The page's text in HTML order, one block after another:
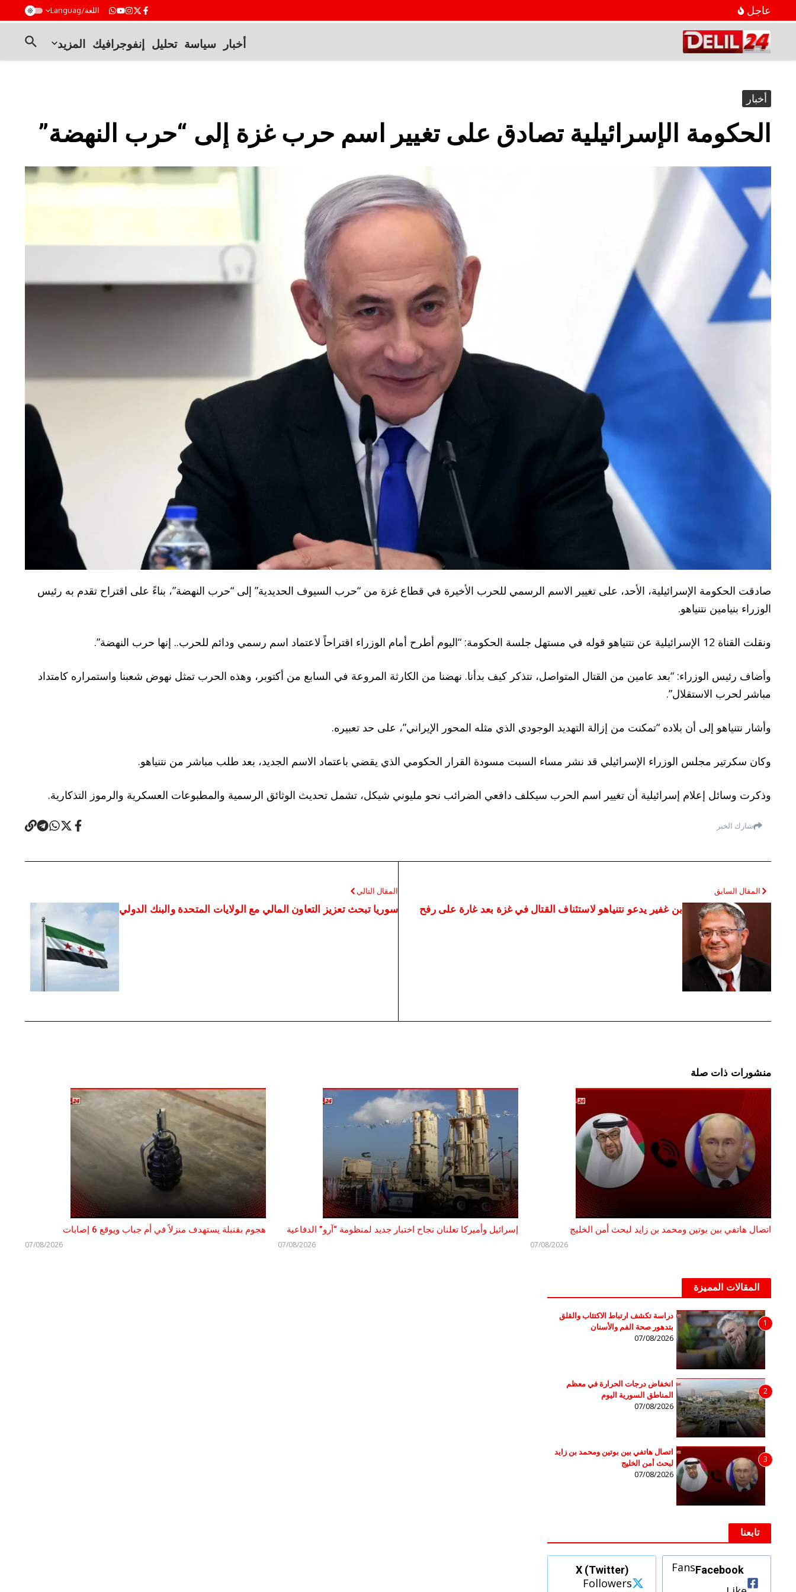
عاجل اللغة/Languag
أخبار سياسة تحليل إنفوجرافيك المزيد
أخبار
الحكومة الإسرائيلية تصادق على تغيير اسم حرب غزة إلى “حرب النهضة”
صادقت الحكومة الإسرائيلية، الأحد، على تغيير الاسم الرسمي للحرب الأخيرة في قطاع غزة من “حرب السيوف الحديدية” إلى “حرب النهضة”، بناءً على اقتراح تقدم به رئيس
الوزراء بنيامين نتنياهو.
ونقلت القناة 12 الإسرائيلية عن نتنياهو قوله في مستهل جلسة الحكومة: “اليوم أطرح أمام الوزراء اقتراحاً لاعتماد اسم رسمي ودائم للحرب.. إنها حرب النهضة”.
وأضاف رئيس الوزراء: “بعد عامين من القتال المتواصل، نتذكر كيف بدأنا. نهضنا من الكارثة المروعة في السابع من أكتوبر، وهذه الحرب تمثل نهوض شعبنا واستمراره كامتداد
مباشر لحرب الاستقلال”.
وأشار نتنياهو إلى أن بلاده “تمكنت من إزالة التهديد الوجودي الذي مثله المحور الإيراني”، على حد تعبيره.
وكان سكرتير مجلس الوزراء الإسرائيلي قد نشر مساء السبت مسودة القرار الحكومي الذي يقضي باعتماد الاسم الجديد، بعد طلب مباشر من نتنياهو.
وذكرت وسائل إعلام إسرائيلية أن تغيير اسم الحرب سيكلف دافعي الضرائب نحو مليوني شيكل، تشمل تحديث الوثائق الرسمية والمطبوعات العسكرية والرموز التذكارية.
شارك الخبر
المقال السابق
بن غفير يدعو نتنياهو لاستئناف القتال في غزة بعد غارة على رفح
المقال التالي
سوريا تبحث تعزيز التعاون المالي مع الولايات المتحدة والبنك الدولي
منشورات ذات صلة
اتصال هاتفي بين بوتين ومحمد بن زايد لبحث أمن الخليج
07/08/2026
إسرائيل وأميركا تعلنان نجاح اختبار جديد لمنظومة “آرو” الدفاعية
07/08/2026
هجوم بقنبلة يستهدف منزلاً في أم جباب ويوقع 6 إصابات
07/08/2026
المقالات المميزة
1
دراسة تكشف ارتباط الاكتئاب والقلق
بتدهور صحة الفم والأسنان
07/08/2026
2
انخفاض درجات الحرارة في معظم
المناطق السورية اليوم
07/08/2026
3
اتصال هاتفي بين بوتين ومحمد بن زايد
لبحث أمن الخليج
07/08/2026
تابعنا
Facebook
Fans
X (Twitter)
Followers